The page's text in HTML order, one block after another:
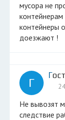
мусора не
контейнеры
доезжают !
Г
Не вывозят мусор в течении 5 суток,вонь,мухи как
следствие